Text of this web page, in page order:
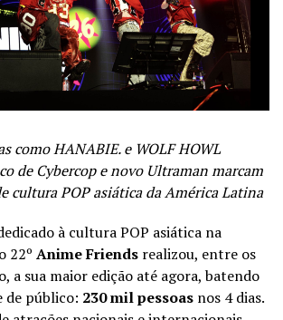
como HANABIE. e WOLF HOWL
de Cybercop e novo Ultraman marcam
cultura POP asiática da América Latina
à cultura POP asiática na
22º Anime Friends realizou, entre os
a sua maior edição até agora, batendo
de público: 230 mil pessoas nos 4 dias.